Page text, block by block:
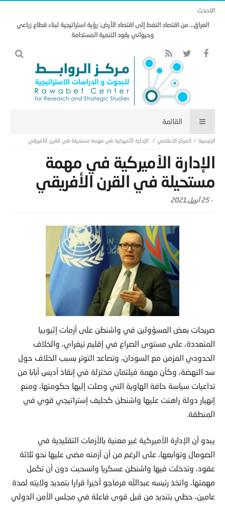
الاحدث
العراق… من اقتصاد النفط إلى اقتصاد الأرض: رؤية استراتيجية لبناء قطاع زراعي
وحيواني يقود التنمية المستدامة
المركز الاعلامي الإدارة الأميركية في مهمة مستحيلة في القرن الأفريقي
الإدارة الأميركية في مهمة
مستحيلة في القرن الأفريقي
-25 أبريل,2021
صريحات بعض المسؤولين في واشنطن على أزمات إثيوبيا
المتعددة، على مستوى الصراع في إقليم تيغراي، والخلاف
الحدودي المزمن مع السودان، وتصاعد التوتر بسبب الخلاف حول
سد النهضة، وكأن مهمة فيلتمان مختزلة في إنقاذ أديس أبابا من
تداعيات سياسة حافة الهاوية التي وصلت إليها حكومتها، ومنع
إنهيار دولة راهنت عليها واشنطن كحليف إستراتيجي قوي في
المنطقة.
يبدو أن الإدارة الأميركية غير معنية بالأزمات التقليدية في
الصومال وتوابعها، على الرغم من أن أزمته مضى عليها نحو ثلاثة
عقود، وتدخلت فيها واشنطن عسكريا وانسحبت دون أن تكمل
مهمتها، واتخذ رئيسه عبدالله فرماجو أخيرا قرارا بتمديد ولايته لمدة
عامين، حظي بتنديد من قبل قوى فاعلة في مجلس الأمن الدولي